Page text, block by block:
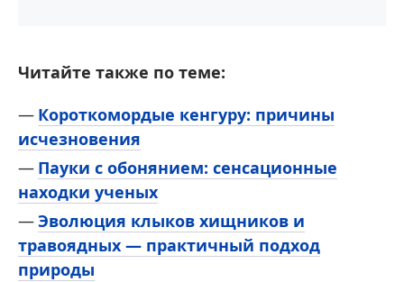
Читайте также по теме:
Короткомордые кенгуру: причины
исчезновения
Пауки с обонянием: сенсационные
находки ученых
Эволюция клыков хищников и
травоядных — практичный подход
природы